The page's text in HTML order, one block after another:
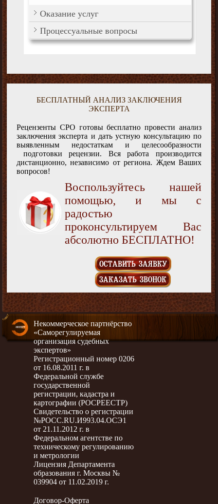
Оказание услуг
Процессуальные вопросы
БЕСПЛАТНЫЙ АНАЛИЗ ЗАКЛЮЧЕНИЯ
ЭКСПЕРТА
Рецензенты СРО готовы бесплатно провести анализ
заключения эксперта и дать устную консультацию по
выявленным недостаткам и целесообразности
подготовки рецензии. Вся работа производится
дистанционно, независимо от региона. Ждем Ваших
вопросов!
Воспользуйтесь нашей
помощью, и мы с
радостью
проконсультируем Вас
абсолютно БЕСПЛАТНО!
ОСТАВИТЬ ЗАЯВКУ
ЗАКАЗАТЬ ЗВОНОК
Некоммерческое партнёрство
«Саморегулируемая
организация судебных
экспертов»
Регистрационный номер 0206
от 16.08.2011 г. в
Федеральной службе
государственной
регистрации, кадастра и
картографии (РОСРЕЕСТР)
Свидетельство о регистрации
№РОСС.RU.И993.04.ОСЭ1
от 21.11.2012 г. в
Федеральном агентстве по
техническому регулированию
и метрологии
Лицензия Департамента
образования г. Москвы №
039904 от 11.02.2019 г.
Договор-Оферта